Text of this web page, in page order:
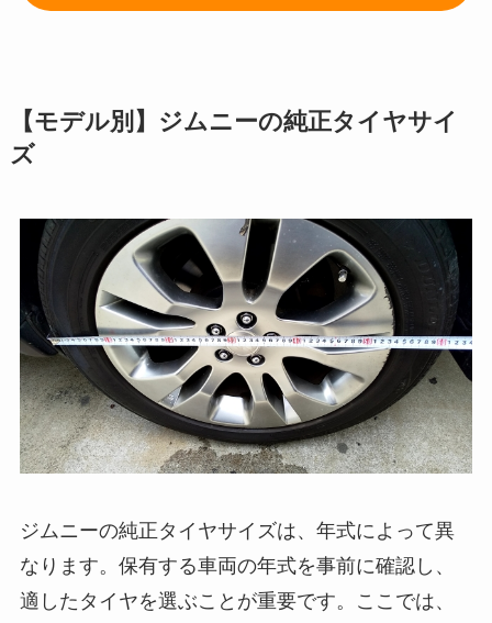
【モデル別】ジムニーの純正タイヤサイ
ズ
ジムニーの純正タイヤサイズは、年式によって異
なります。保有する車両の年式を事前に確認し、
適したタイヤを選ぶことが重要です。ここでは、